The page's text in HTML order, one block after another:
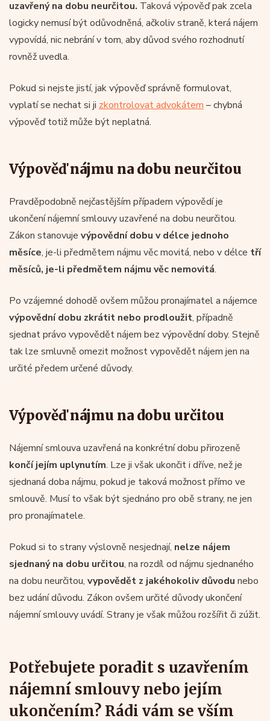
uzavřený na dobu neurčitou. Taková výpověď pak zcela
logicky nemusí být odůvodněná, ačkoliv straně, která nájem
vypovídá, nic nebrání v tom, aby důvod svého rozhodnutí
rovněž uvedla.
Pokud si nejste jistí, jak výpověď správně formulovat,
vyplatí se nechat si ji zkontrolovat advokátem – chybná
výpověď totiž může být neplatná.
Výpověď nájmu na dobu neurčitou
Pravděpodobně nejčastějším případem výpovědí je
ukončení nájemní smlouvy uzavřené na dobu neurčitou.
Zákon stanovuje výpovědní dobu v délce jednoho
měsíce, je-li předmětem nájmu věc movitá, nebo v délce tří
měsíců, je-li předmětem nájmu věc nemovitá.
Po vzájemné dohodě ovšem můžou pronajímatel a nájemce
výpovědní dobu zkrátit nebo prodloužit, případně
sjednat právo vypovědět nájem bez výpovědní doby. Stejně
tak lze smluvně omezit možnost vypovědět nájem jen na
určité předem určené důvody.
Výpověď nájmu na dobu určitou
Nájemní smlouva uzavřená na konkrétní dobu přirozeně
končí jejím uplynutím. Lze ji však ukončit i dříve, než je
sjednaná doba nájmu, pokud je taková možnost přímo ve
smlouvě. Musí to však být sjednáno pro obě strany, ne jen
pro pronajímatele.
Pokud si to strany výslovně nesjednají, nelze nájem
sjednaný na dobu určitou, na rozdíl od nájmu sjednaného
na dobu neurčitou, vypovědět z jakéhokoliv důvodu nebo
bez udání důvodu. Zákon ovšem určité důvody ukončení
nájemní smlouvy uvádí. Strany je však můžou rozšířit či zúžit.
Potřebujete poradit s uzavřením
nájemní smlouvy nebo jejím
ukončením? Rádi vám se vším